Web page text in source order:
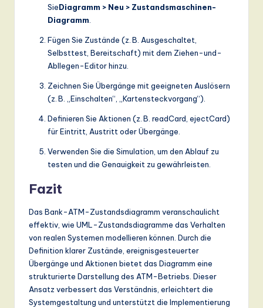
SieDiagramm > Neu > Zustandsmaschinen-
Diagramm.
Fügen Sie Zustände (z. B. Ausgeschaltet,
Selbsttest, Bereitschaft) mit dem Ziehen-und-
Abllegen-Editor hinzu.
Zeichnen Sie Übergänge mit geeigneten Auslösern
(z. B. „Einschalten“, „Kartensteckvorgang“).
Definieren Sie Aktionen (z. B. readCard, ejectCard)
für Eintritt, Austritt oder Übergänge.
Verwenden Sie die Simulation, um den Ablauf zu
testen und die Genauigkeit zu gewährleisten.
Fazit
Das Bank-ATM-Zustandsdiagramm veranschaulicht
effektiv, wie UML-Zustandsdiagramme das Verhalten
von realen Systemen modellieren können. Durch die
Definition klarer Zustände, ereignisgesteuerter
Übergänge und Aktionen bietet das Diagramm eine
strukturierte Darstellung des ATM-Betriebs. Dieser
Ansatz verbessert das Verständnis, erleichtert die
Systemgestaltung und unterstützt die Implementierung